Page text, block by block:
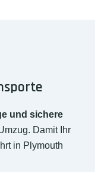
und sichere
Damit Ihr
in Plymouth